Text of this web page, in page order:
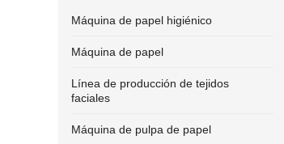
Máquina de papel higiénico
Máquina de papel
Línea de producción de tejidos
faciales
Máquina de pulpa de papel